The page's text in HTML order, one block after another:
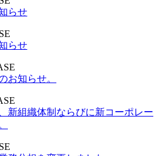
らせ
らせ
お知らせ。
新組織体制ならびに新コーポレー